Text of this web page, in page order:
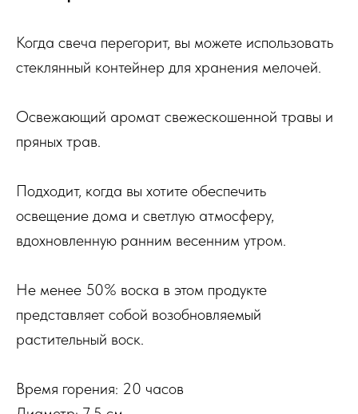
Когда свеча перегорит, вы можете использовать
стеклянный контейнер для хранения мелочей.
Освежающий аромат свежескошенной травы и
пряных трав.
Подходит, когда вы хотите обеспечить
освещение дома и светлую атмосферу,
вдохновленную ранним весенним утром.
Не менее 50% воска в этом продукте
представляет собой возобновляемый
растительный воск.
Время горения: 20 часов